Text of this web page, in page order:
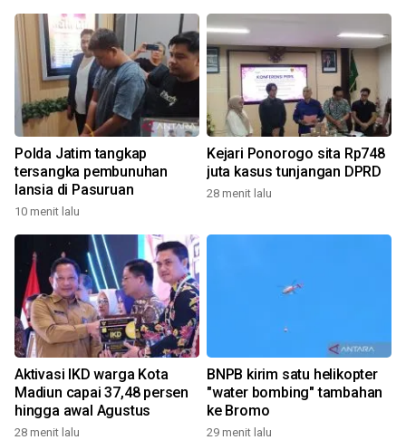
Polda Jatim tangkap
tersangka pembunuhan
lansia di Pasuruan
10 menit lalu
Kejari Ponorogo sita Rp748
juta kasus tunjangan DPRD
28 menit lalu
Aktivasi IKD warga Kota
Madiun capai 37,48 persen
hingga awal Agustus
28 menit lalu
BNPB kirim satu helikopter
"water bombing" tambahan
ke Bromo
29 menit lalu